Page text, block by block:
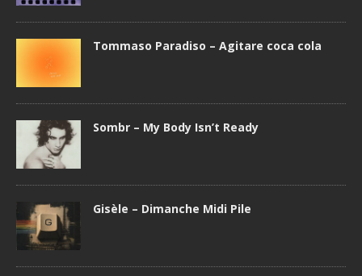
Tommaso Paradiso – Agitare coca cola
Sombr – My Body Isn’t Ready
Gisèle – Dimanche Midi Pile